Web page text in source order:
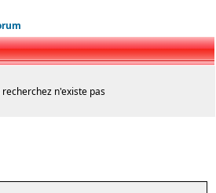
n'existe pas